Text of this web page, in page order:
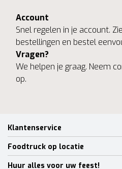
Account
Snel regelen in je account.
bestellingen en bestel
Vragen?
We helpen je graag. Neem
op.
Klantenservice
Foodtruck op locatie
Huur alles voor uw feest!